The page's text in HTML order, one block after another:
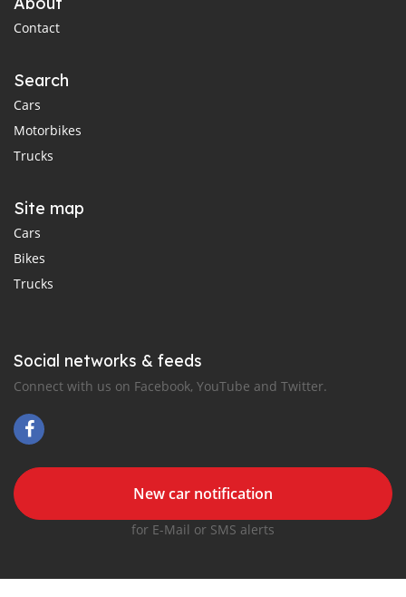
Contact
Search
Cars
Motorbikes
Trucks
Site map
Cars
Bikes
Trucks
Social networks & feeds
Connect with us on Facebook, YouTube and Twitter.
New car notification
for E-Mail or SMS alerts